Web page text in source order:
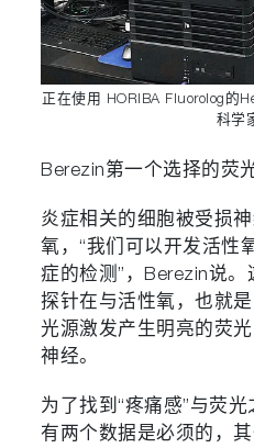
正在使用 HORIBA Fluorolog的
科学
Berezin第一个选择的荧
炎症相关的细胞被受损
氧，“我们可以开发活性
症的检测”，Berezin说
探针在与活性氧，也就
光源激发产生明亮的荧
神经。
为了找到“疼痛感”与荧光
有两个数据是必须的，